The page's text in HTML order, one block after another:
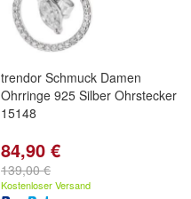
trendor Schmuck Damen
Ohrringe 925 Silber Ohrstecker
15148
84,90 €
139,00 €
Kostenloser Versand